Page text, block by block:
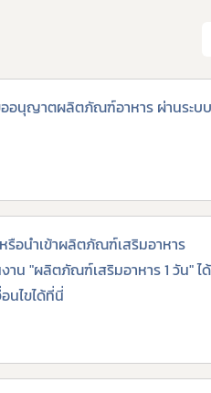
อนุญาตผลิตภัณฑ์อาหาร ผ่านระบบ
อนำเข้าผลิตภัณฑ์เสริมอาหาร
น "ผลิตภัณฑ์เสริมอาหาร 1 วัน" ได้
นไขได้ที่นี่